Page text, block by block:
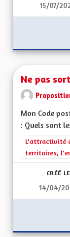
15/07/
Ne pas
Mon Code
: Quels sont
Filtrer les
L'attractivité
territoires,
CRÉÉ LE
14/04/